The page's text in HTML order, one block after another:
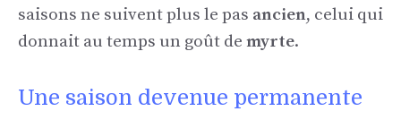
saisons ne suivent plus le pas ancien, celui qui
donnait au temps un goût de myrte.
Une saison devenue permanente